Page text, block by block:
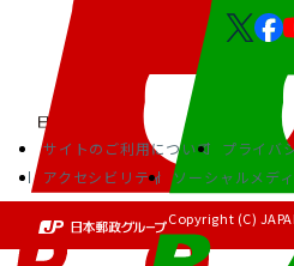
サイトのご利用について
プライバ
アクセシビリティ
ソーシャルメデ
Copyright (C)